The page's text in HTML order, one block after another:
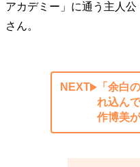
アカデミー」に通う主人
さん。
NEXT
「余白
れ込ん
作博美